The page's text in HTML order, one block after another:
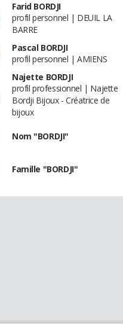
Farid BORDJI
profil personnel | DEUIL LA
BARRE
Pascal BORDJI
profil personnel | AMIENS
Najette BORDJI
profil professionnel | Najette
Bordji Bijoux - Créatrice de
bijoux
Nom "BORDJI"
Famille "BORDJI"